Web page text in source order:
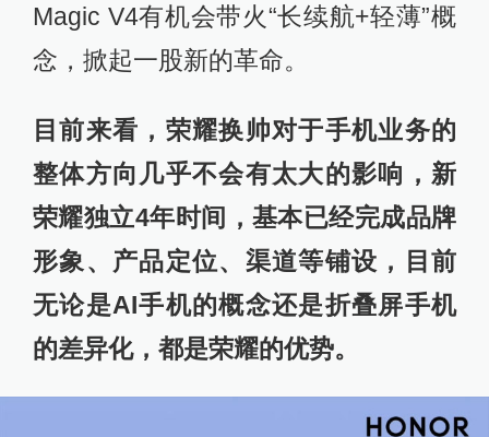
Magic V4有机会带火“长续航+轻薄”概
念，掀起一股新的革命。
目前来看，荣耀换帅对于手机业务的
整体方向几乎不会有太大的影响，新
荣耀独立4年时间，基本已经完成品牌
形象、产品定位、渠道等铺设，目前
无论是AI手机的概念还是折叠屏手机
的差异化，都是荣耀的优势。